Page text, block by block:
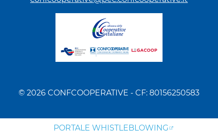
© 2026 CONFCOOPERATIVE - CF: 80156250583
PORTALE WHISTLEBLOWING